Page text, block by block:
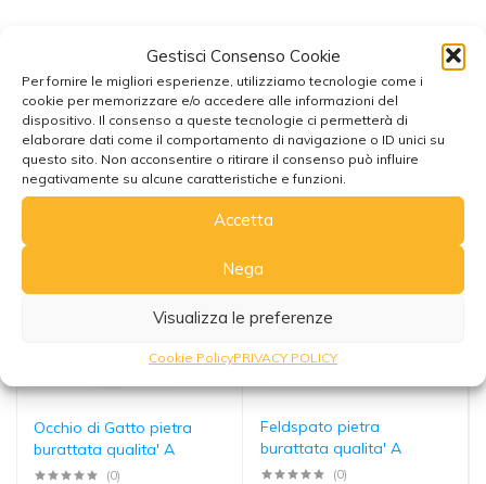
Gestisci Consenso Cookie
Per fornire le migliori esperienze, utilizziamo tecnologie come i
cookie per memorizzare e/o accedere alle informazioni del
dispositivo. Il consenso a queste tecnologie ci permetterà di
elaborare dati come il comportamento di navigazione o ID unici su
questo sito. Non acconsentire o ritirare il consenso può influire
negativamente su alcune caratteristiche e funzioni.
Accetta
Nega
Visualizza le preferenze
Cookie PolicyPRIVACY POLICY
Potrebbe interessarti anche
Occhio di Gatto pietra
burattata qualita' A
(0)
Feldspato pietra
burattata qualita' A
(0)